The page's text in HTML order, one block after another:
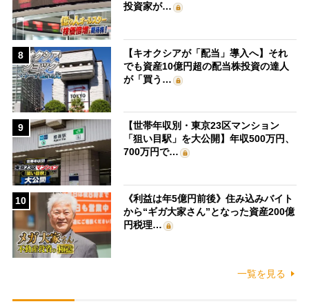
投資家が…
8
【キオクシアが「配当」導入へ】それ
でも資産10億円超の配当株投資の達人
が「買う…
9
【世帯年収別・東京23区マンション
「狙い目駅」を大公開】年収500万円、
700万円で…
10
《利益は年5億円前後》住み込みバイト
から“ギガ大家さん”となった資産200億
円税理…
一覧を見る